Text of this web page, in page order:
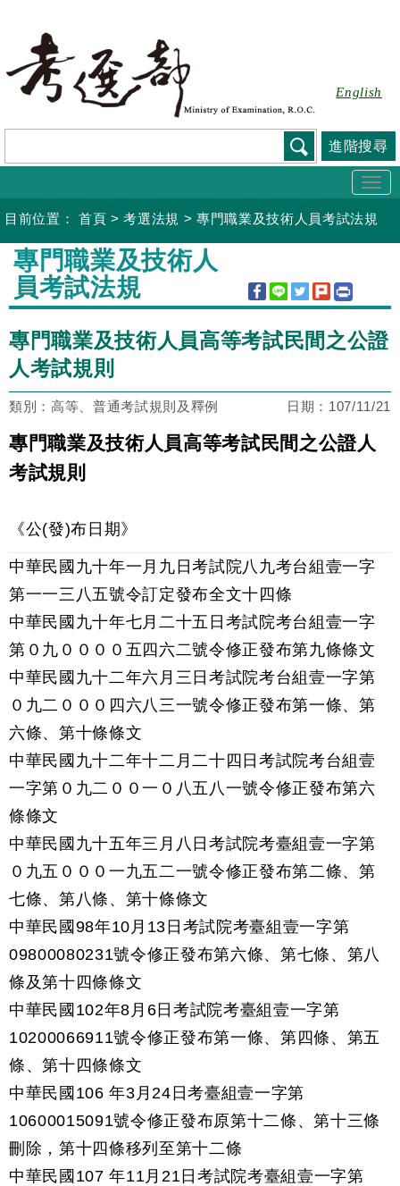
要
容
English
進階搜尋
目前位置： 首頁 >考選法規 >專門職業及技術人員考試法規
:::
專門職業及技術人
員考試法規
專門職業及技術人員高等考試民間之公證
人考試規則
類別：高等、普通考試規則及釋例 日期： 107/11/21
專門職業及技術人員高等考試民間之公證人
考試規則
《公(發)布日期》
中華民國九十年一月九日考試院八九考台組壹一字
第一一三八五號令訂定發布全文十四條
中華民國九十年七月二十五日考試院考台組壹一字
第０九００００五四六二號令修正發布第九條條文
中華民國九十二年六月三日考試院考台組壹一字第
０九二０００四六八三一號令修正發布第一條、第
六條、第十條條文
中華民國九十二年十二月二十四日考試院考台組壹
一字第０九二００一０八五八一號令修正發布第六
條條文
中華民國九十五年三月八日考試院考臺組壹一字第
０九五０００一九五二一號令修正發布第二條、第
七條、第八條、第十條條文
中華民國98年10月13日考試院考臺組壹一字第
09800080231號令修正發布第六條、第七條、第八
條及第十四條條文
中華民國102年8月6日考試院考臺組壹一字第
10200066911號令修正發布第一條、第四條、第五
條、第十四條條文
中華民國106 年3月24日考臺組壹一字第
10600015091號令修正發布原第十二條、第十三條
刪除，第十四條移列至第十二條
中華民國107 年11月21日考試院考臺組壹一字第